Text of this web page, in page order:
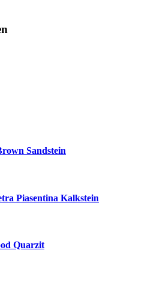
Sandstein
Piasentina Kalkstein
Quarzit